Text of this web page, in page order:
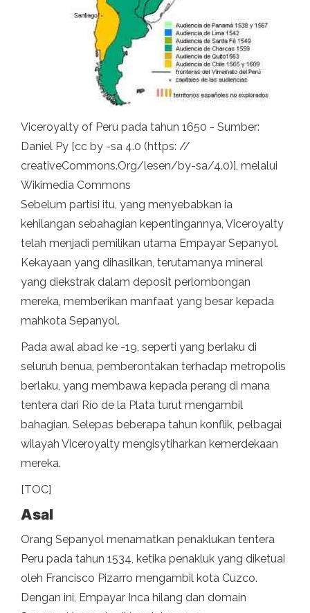
Viceroyalty of Peru pada tahun 1650 - Sumber:
Daniel Py [cc by -sa 4.0 (https: //
creativeCommons.Org/lesen/by-sa/4.0)], melalui
Wikimedia Commons
Sebelum partisi itu, yang menyebabkan ia
kehilangan sebahagian kepentingannya, Viceroyalty
telah menjadi pemilikan utama Empayar Sepanyol.
Kekayaan yang dihasilkan, terutamanya mineral
yang diekstrak dalam deposit perlombongan
mereka, memberikan manfaat yang besar kepada
mahkota Sepanyol.
Pada awal abad ke -19, seperti yang berlaku di
seluruh benua, pemberontakan terhadap metropolis
berlaku, yang membawa kepada perang di mana
tentera dari Río de la Plata turut mengambil
bahagian. Selepas beberapa tahun konflik, pelbagai
wilayah Viceroyalty mengisytiharkan kemerdekaan
mereka.
[TOC]
Asal
Orang Sepanyol menamatkan penaklukan tentera
Peru pada tahun 1534, ketika penakluk yang diketuai
oleh Francisco Pizarro mengambil kota Cuzco.
Dengan ini, Empayar Inca hilang dan domain